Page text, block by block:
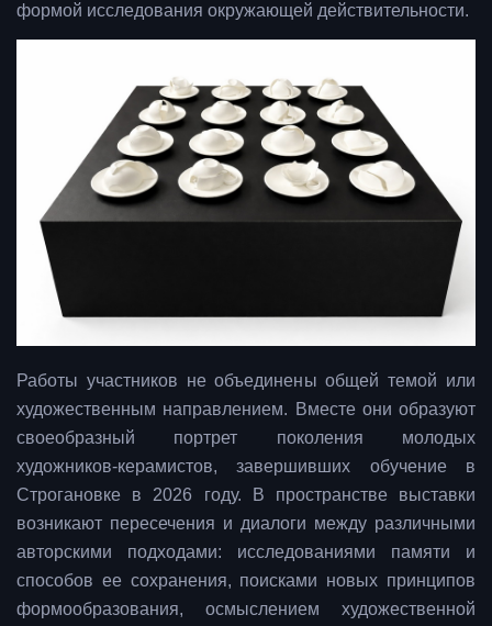
формой исследования окружающей действительности.
Работы участников не объединены общей темой или
художественным направлением. Вместе они образуют
своеобразный портрет поколения молодых
художников-керамистов, завершивших обучение в
Строгановке в 2026 году. В пространстве выставки
возникают пересечения и диалоги между различными
авторскими подходами: исследованиями памяти и
способов ее сохранения, поисками новых принципов
формообразования, осмыслением художественной